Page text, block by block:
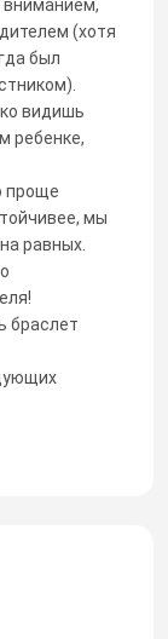
вниманием,
(хотя
был
видишь
ребенке,
проще
мы
равных.
браслет